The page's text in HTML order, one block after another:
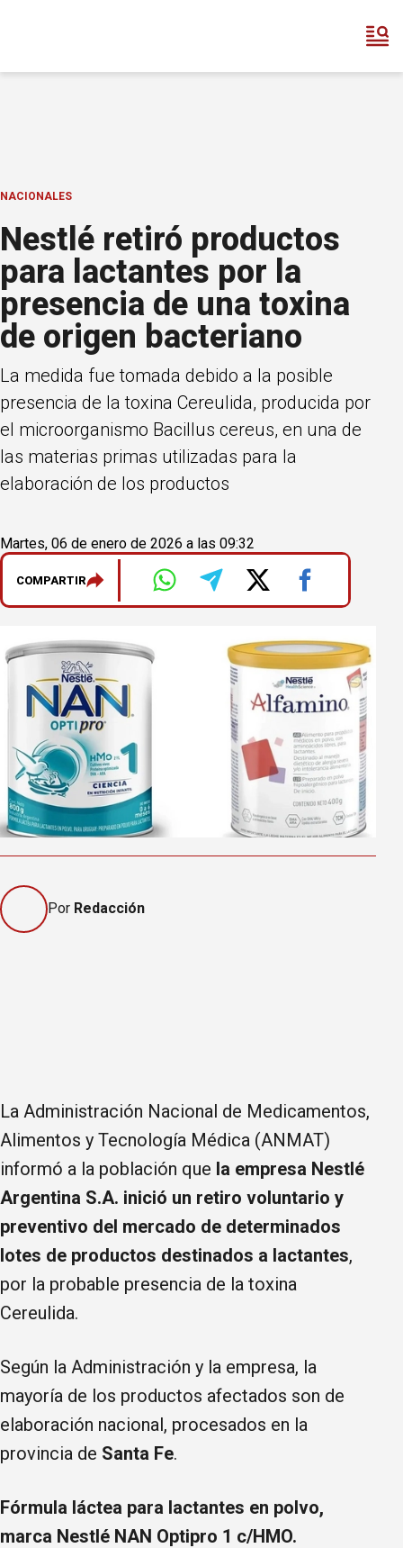
NACIONALES
Nestlé retiró productos
para lactantes por la
presencia de una toxina
de origen bacteriano
La medida fue tomada debido a la posible
presencia de la toxina Cereulida, producida por
el microorganismo Bacillus cereus, en una de
las materias primas utilizadas para la
elaboración de los productos
Martes, 06 de enero de 2026 a las 09:32
COMPARTIR
Por Redacción
La Administración Nacional de Medicamentos,
Alimentos y Tecnología Médica (ANMAT)
informó a la población que la empresa Nestlé
Argentina S.A. inició un retiro voluntario y
preventivo del mercado de determinados
lotes de productos destinados a lactantes,
por la probable presencia de la toxina
Cereulida.
Según la Administración y la empresa, la
mayoría de los productos afectados son de
elaboración nacional, procesados en la
provincia de Santa Fe.
Fórmula láctea para lactantes en polvo,
marca Nestlé NAN Optipro 1 c/HMO.